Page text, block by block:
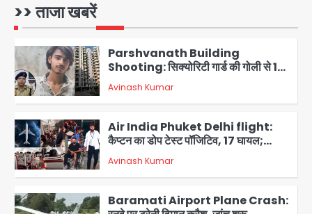
>> ताजा खबरें
2
3
Parshvanath Building
Shooting: सिक्योरिटी गार्ड की गोली से 17
वर्षीय किशोर की मौत
Avinash Kumar
4
Air India Phuket Delhi flight:
कैप्टन का डोप टेस्ट पॉजिटिव, 17 घायल;
DGCA जांच जारी
Avinash Kumar
Baramati Airport Plane Crash: